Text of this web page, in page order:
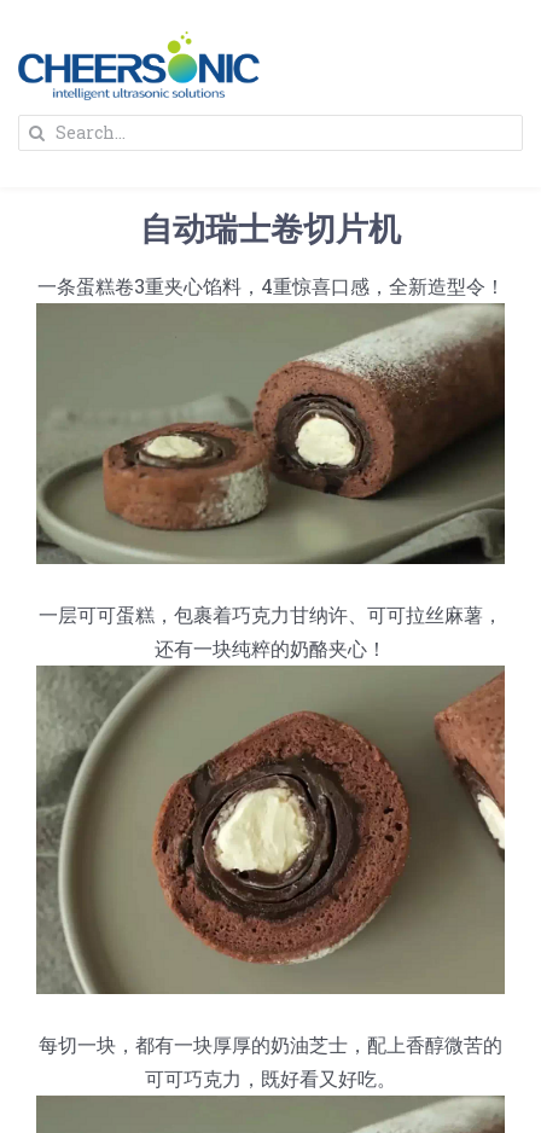
content
蛋糕切块机
蛋糕切片机
三角蛋糕切割机
圆形奶酪切片
块状奶酪切片
条状奶酪切片
挤出奶酪切片
三明治/披萨/寿司切割
披萨切割机
三明治切割机
寿司切割机
面团
常温面团切割
冷冻面团切割
牛轧糖切割
阿胶糕切片
宠物食品
公司新闻
关于我们
人才招聘
联系我们
Search
自动瑞士卷切片机
一条蛋糕卷3重夹心馅料，4重惊喜口感，全新造型令！
一层可可蛋糕，包裹着巧克力甘纳许、可可拉丝麻薯，
还有一块纯粹的奶酪夹心！
每切一块，都有一块厚厚的奶油芝士，配上香醇微苦的
可可巧克力，既好看又好吃。